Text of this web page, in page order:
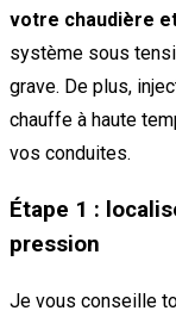
votre chaudière
système sous
grave. De plus,
chauffe à haute
vos conduites.
Étape 1 :
pression
Je vous conseille